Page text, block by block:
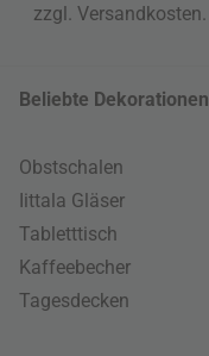
zzgl. Versandkosten
Beliebte Dekorationen
Obstschalen
Iittala Gläser
Tabletttisch
Kaffeebecher
Tagesdecken